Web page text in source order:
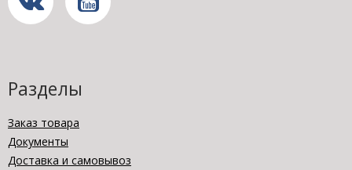
Разделы
Заказ товара
Документы
Доставка и самовывоз